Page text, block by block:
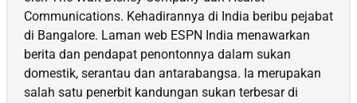
Communications. Kehadirannya di India beribu pejabat
di Bangalore. Laman web ESPN India menawarkan
berita dan pendapat penontonnya dalam sukan
domestik, serantau dan antarabangsa. Ia merupakan
salah satu penerbit kandungan sukan terbesar di